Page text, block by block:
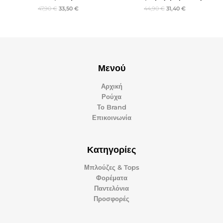
47,90€ 33,50 € 44,90€ 31,40 €
Μενού
Αρχική
Ρούχα
Το Brand
Επικοινωνία
Κατηγορίες
Μπλούζες & Tops
Φορέματα
Παντελόνια
Προσφορές